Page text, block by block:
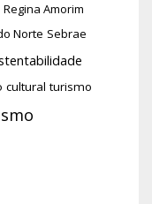
Regina Amorim
Norte Sebrae
cultural turismo